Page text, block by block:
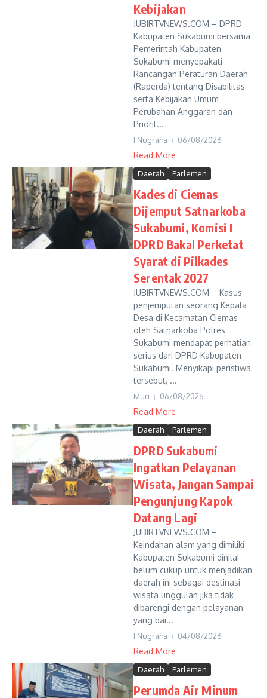
Kebijakan
JUBIRTVNEWS.COM – DPRD
Kabupaten Sukabumi bersama
Pemerintah Kabupaten
Sukabumi menyepakati
Rancangan Peraturan Daerah
(Raperda) tentang Disabilitas
serta Kebijakan Umum
Perubahan Anggaran dan
Priorit...
I Nugraha 06/08/2026
Read More
Daerah Parlemen
Kades di Ciemas
Dijemput Satnarkoba
Sukabumi, Komisi I
DPRD Bakal Perketat
Syarat di Pilkades
Serentak 2027
JUBIRTVNEWS.COM – Kasus
penjemputan seorang Kepala
Desa di Kecamatan Ciemas
oleh Satnarkoba Polres
Sukabumi mendapat perhatian
serius dari DPRD Kabupaten
Sukabumi. Menyikapi peristiwa
tersebut, ...
Muri 06/08/2026
Read More
Daerah Parlemen
DPRD Sukabumi
Ingatkan Pelayanan
Wisata, Jangan Sampai
Pengunjung Kapok
Datang Lagi
JUBIRTVNEWS.COM –
Keindahan alam yang dimiliki
Kabupaten Sukabumi dinilai
belum cukup untuk menjadikan
daerah ini sebagai destinasi
wisata unggulan jika tidak
dibarengi dengan pelayanan
yang bai...
I Nugraha 04/08/2026
Read More
Daerah Parlemen
Perumda Air Minum